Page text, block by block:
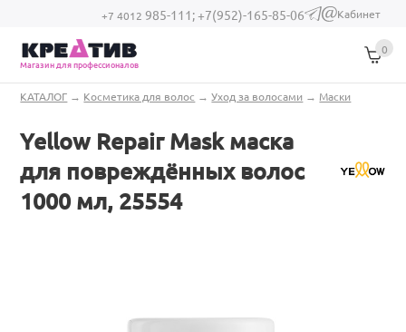
Перейти к основному содержанию
+7 4012 985-111;+7(952)-165-85-06
(link sends e-
Кабинет
Магазин для профессионалов
0
Вы здесь
КАТАЛОГ → Косметика для волос →Уход за волосами → Маски
Yellow Repair Mask маска
для повреждённых волос
1000 мл, 25554